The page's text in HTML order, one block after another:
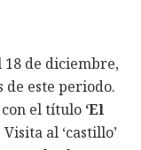
de diciembre,
de este periodo.
con el título ‘El
Visita al ‘castillo’